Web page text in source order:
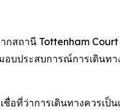
สถานี Tottenham
บประสบการณ์การเดิน
อที่ว่าการเดินทางควรเ